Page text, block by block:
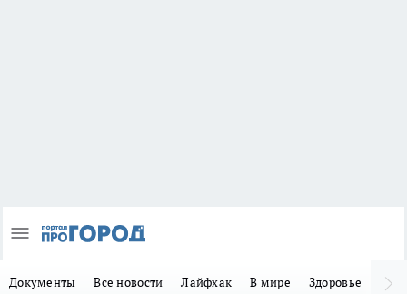
Документы Все новости Лайфхак В мире Здоровье